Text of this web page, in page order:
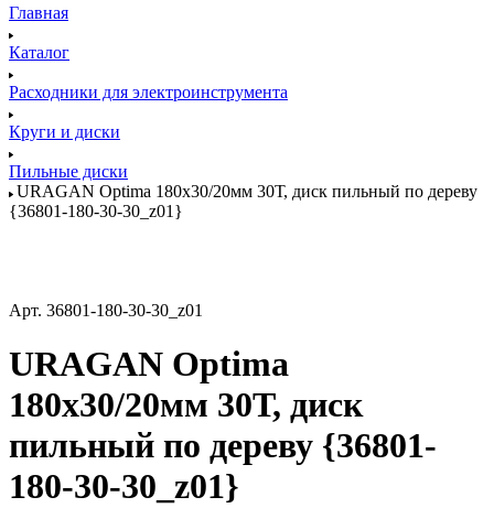
Главная
Каталог
Расходники для электроинструмента
Круги и диски
Пильные диски
URAGAN Optima 180х30/20мм 30Т, диск пильный по дереву
{36801-180-30-30_z01}
Арт. 36801-180-30-30_z01
URAGAN Optima
180х30/20мм 30Т, диск
пильный по дереву {36801-
180-30-30_z01}